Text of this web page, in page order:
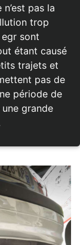
pas la
trop
sont
étant causé
trajets et
pas de
période de
grande